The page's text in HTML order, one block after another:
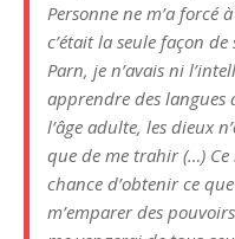
Personne ne m’a forcé
c’était la seule façon
Parn, je n’avais ni
apprendre des langues
l’âge adulte, les dieux
que de me trahir (…)
chance d’obtenir ce
m’emparer des